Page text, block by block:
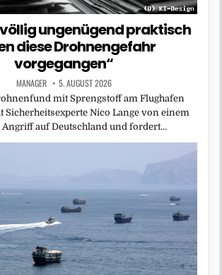
ungenügend praktisch
diese Drohnengefahr
vorgegangen“
MANAGER 5. AUGUST 2026
mit Sprengstoff am Flughafen
Sicherheitsexperte Nico Lange von einem
Angriff auf Deutschland und fordert…